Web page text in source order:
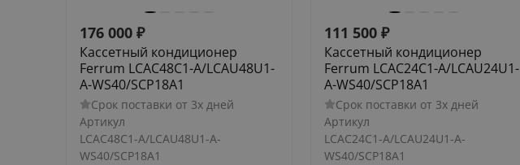
176 000 ₽
Кассетный кондиционер
Ferrum LCAC48C1-A/LCAU48U1-
A-WS40/SCP18A1
Срок поставки от 3х дней
Артикул
LCAC48C1-A/LCAU48U1-A-
WS40/SCP18A1
111 500 ₽
Кассетный кондиционер
Ferrum LCAC24C1-A/LCAU24U1-
A-WS40/SCP18A1
Срок поставки от 3х дней
Артикул
LCAC24C1-A/LCAU24U1-A-
WS40/SCP18A1